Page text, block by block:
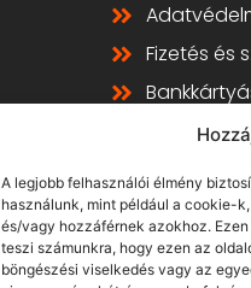
A legjobb felhasználói élmény
használunk, mint például a cookie-
és/vagy hozzáférnek azokhoz.
teszi számunkra, hogy ezen az
böngészési viselkedés vagy az
Fizetés és
Elállás